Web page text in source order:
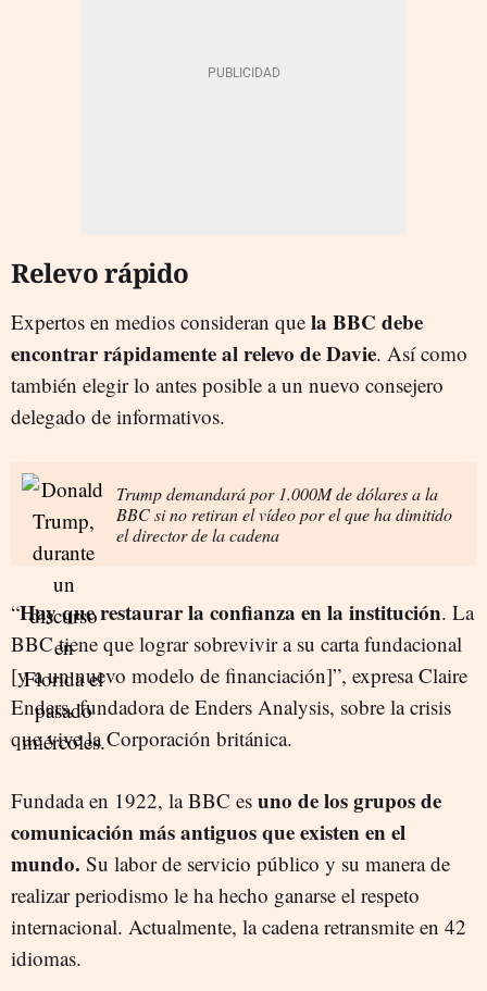
Relevo rápido
Expertos en medios consideran que la BBC debe
encontrar rápidamente al relevo de Davie. Así como
también elegir lo antes posible a un nuevo consejero
delegado de informativos.
Trump demandará por 1.000M de dólares a la
BBC si no retiran el vídeo por el que ha dimitido
el director de la cadena
“Hay que restaurar la confianza en la institución. La
BBC tiene que lograr sobrevivir a su carta fundacional
[y a un nuevo modelo de financiación]”, expresa Claire
Enders, fundadora de Enders Analysis, sobre la crisis
que vive la Corporación británica.
Fundada en 1922, la BBC es uno de los grupos de
comunicación más antiguos que existen en el
mundo. Su labor de servicio público y su manera de
realizar periodismo le ha hecho ganarse el respeto
internacional. Actualmente, la cadena retransmite en 42
idiomas.